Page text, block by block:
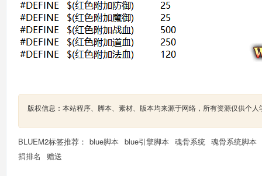
版权信息：本站程序、脚本、素材、版本均来源于网络，所有资源仅供个
BLUEM2标签推荐： blue脚本 blue引擎脚本 魂骨系统 魂骨系统脚本
捐排名
赠送